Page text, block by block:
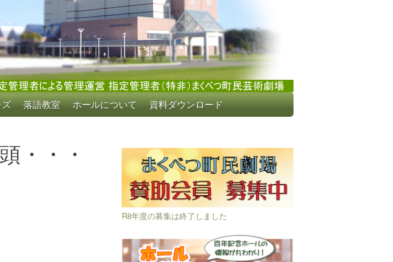
落語教室 ホールについて 資料ダウンロード
・・・
R8年度の募集は終了しました